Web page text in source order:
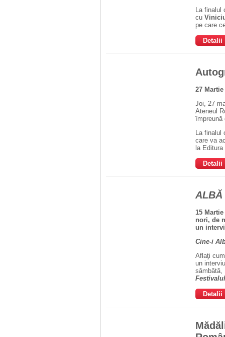
La finalul
cu
pe care
Detalii
27
Joi, 27
Ateneul
împreună
La finalul
care va
la
Detalii
ALBĂ
15
nori, de
un
Cine-i
Aflaţi
un
sâmbătă,
Detalii